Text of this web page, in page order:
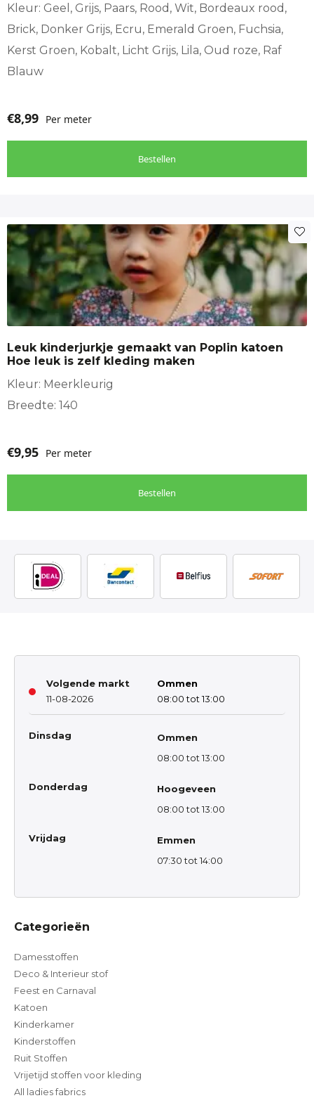
Kleur: Geel, Grijs, Paars, Rood, Wit, Bordeaux rood,
Brick, Donker Grijs, Ecru, Emerald Groen, Fuchsia,
Kerst Groen, Kobalt, Licht Grijs, Lila, Oud roze, Raf
Blauw
€8,99 Per meter
Bestellen
worden
op
productpagina
Leuk kinderjurkje gemaakt van Poplin katoen
Hoe leuk is zelf kleding maken
Kleur: Meerkleurig
Breedte: 140
€9,95 Per meter
Bestellen
Volgende markt
11-08-2026
Ommen
08:00 tot 13:00
Dinsdag
Ommen
08:00 tot 13:00
Donderdag
Hoogeveen
08:00 tot 13:00
Vrijdag
Emmen
07:30 tot 14:00
Categorieën
Damesstoffen
Deco & Interieur stof
Feest en Carnaval
Katoen
Kinderkamer
Kinderstoffen
Ruit Stoffen
Vrijetijd stoffen voor kleding
All ladies fabrics